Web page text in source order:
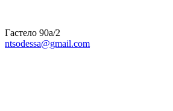
Гастело 90а/2
ntsodessa@gmail.com